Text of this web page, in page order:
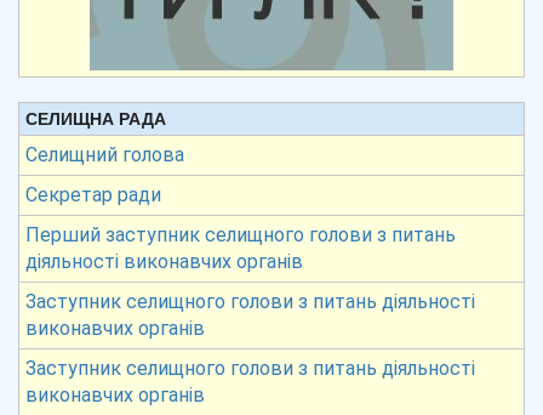
СЕЛИЩНА РАДА
Селищний голова
Секретар ради
Перший заступник селищного голови з питань
діяльності виконавчих органів
Заступник селищного голови з питань діяльності
виконавчих органів
Заступник селищного голови з питань діяльності
виконавчих органів